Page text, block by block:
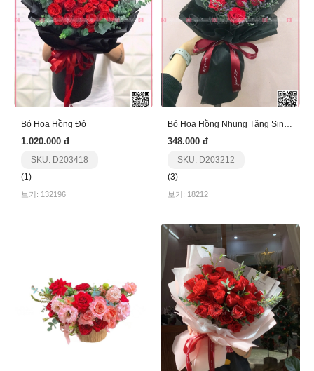
Bó Hoa Hồng Đỏ
1.020.000 đ
SKU: D203418
(1)
보기: 132196
Bó Hoa Hồng Nhung Tặng Sinh Nhật
348.000 đ
SKU: D203212
(3)
보기: 18212